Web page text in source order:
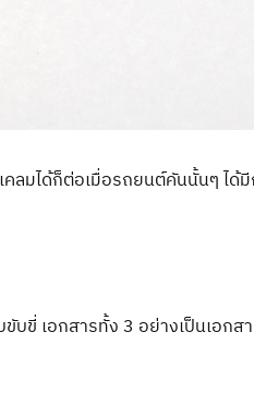
ลมได้ก็ต่อเมื่อรถยนต์คันนั้นๆ ได้
ขับขี่ เอกสารทั้ง 3 อย่างเป็นเอก